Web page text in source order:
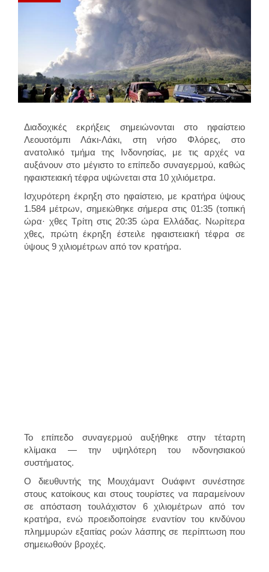
Διαδοχικές εκρήξεις σημειώνονται στο ηφαίστειο
Λεουοτόμπι Λάκι-Λάκι, στη νήσο Φλόρες, στο
ανατολικό τμήμα της Ινδονησίας, με τις αρχές να
αυξάνουν στο μέγιστο το επίπεδο συναγερμού, καθώς
ηφαιστειακή τέφρα υψώνεται στα 10 χιλιόμετρα.
Ισχυρότερη έκρηξη στο ηφαίστειο, με κρατήρα ύψους
1.584 μέτρων, σημειώθηκε σήμερα στις 01:35 (τοπική
ώρα· χθες Τρίτη στις 20:35 ώρα Ελλάδας. Νωρίτερα
χθες, πρώτη έκρηξη έστειλε ηφαιστειακή τέφρα σε
ύψους 9 χιλιομέτρων από τον κρατήρα.
Το επίπεδο συναγερμού αυξήθηκε στην τέταρτη
κλίμακα — την υψηλότερη του ινδονησιακού
συστήματος.
Ο διευθυντής της Μουχάμαντ Ουάφιντ συνέστησε
στους κατοίκους και στους τουρίστες να παραμείνουν
σε απόσταση τουλάχιστον 6 χιλιομέτρων από τον
κρατήρα, ενώ προειδοποίησε εναντίον του κινδύνου
πλημμυρώνεξαιτίας ροών λάσπης σε περίπτωση που
σημειωθούν βροχές.